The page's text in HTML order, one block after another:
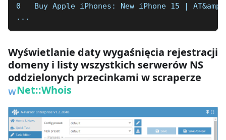
0   Buy Apple iPhones: New iPhone 15 |
...
Wyświetlanie daty wygaśnięcia rejestracji
domeny i listy wszystkich serwerów NS
oddzielonych przecinkami w scraperze
Net::Whois